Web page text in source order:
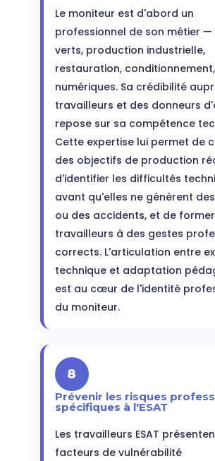
Le moniteur est d'abord un
professionnel de son métier —
verts, production industrielle,
restauration,
numériques. Sa crédibilité
travailleurs et des donneurs
repose sur sa compétence
Cette expertise lui permet de
des objectifs de production
d'identifier les difficultés
avant qu'elles ne génèrent
ou des accidents, et de
travailleurs à des gestes
corrects. L'articulation entre
technique et adaptation
est au cœur de l'identité
du moniteur.
8
Prévenir les risques
spécifiques à l'ESAT
Les travailleurs ESAT
facteurs de vulnérabilité